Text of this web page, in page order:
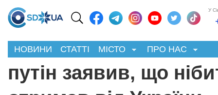
У
НОВИНИ СТАТТІ МІСТО ПРО НАС
путін заявив, що